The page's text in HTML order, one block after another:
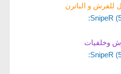
للفرش و الباترن
وخلفيات